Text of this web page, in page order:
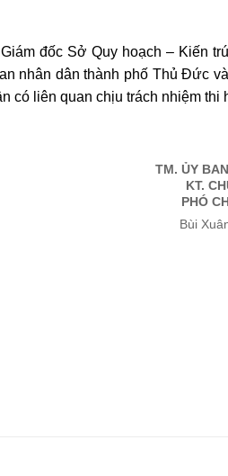
đốc Sở Quy hoạch – Kiến
nhân dân thành phố Thủ Đức
có liên quan chịu trách nhiệm thi
TM. ỦY
KT.
PHÓ
Bùi